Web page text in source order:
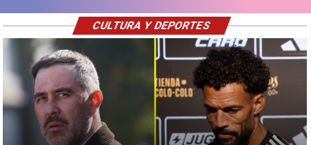
CULTURA Y DEPORTES